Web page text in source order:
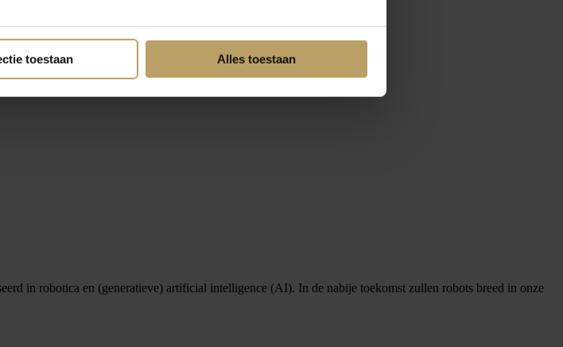
toestaan Alles toestaan
in robotica en (generatieve) artificial intelligence (AI). In de nabije toekomst zullen robots breed in onze